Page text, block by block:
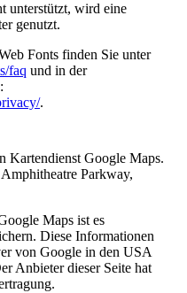
unterstützt, wird eine
genutzt.
Fonts finden Sie unter
faq und in der
.
Kartendienst Google Maps.
Parkway,
Maps ist es
Diese Informationen
von Google in den USA
Anbieter dieser Seite hat